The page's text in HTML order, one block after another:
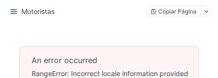
Motoristas Copiar Página
An error occurred
RangeError: Incorrect locale information provided